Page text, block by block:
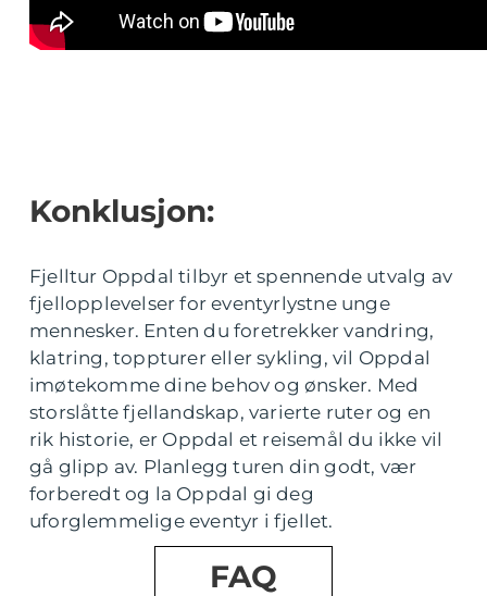
Konklusjon:
Fjelltur Oppdal tilbyr et spennende utvalg av
fjellopplevelser for eventyrlystne unge
mennesker. Enten du foretrekker vandring,
klatring, toppturer eller sykling, vil Oppdal
imøtekomme dine behov og ønsker. Med
storslåtte fjellandskap, varierte ruter og en
rik historie, er Oppdal et reisemål du ikke vil
gå glipp av. Planlegg turen din godt, vær
forberedt og la Oppdal gi deg
uforglemmelige eventyr i fjellet.
FAQ